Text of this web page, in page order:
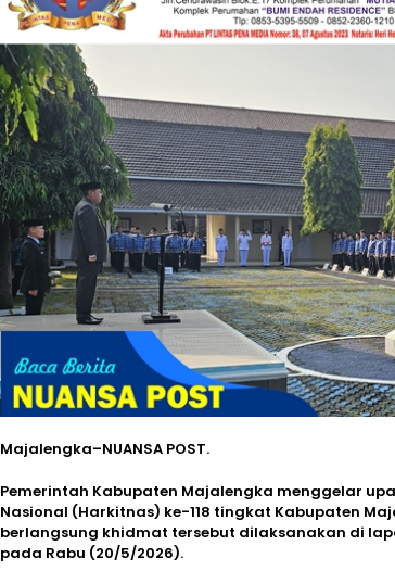
​Majalengka–NUANSA POST.
Pemerintah Kabupaten Majalengka menggelar
Nasional (Harkitnas) ke-118 tingkat Kabupaten
berlangsung khidmat tersebut dilaksanakan di
pada Rabu (20/5/2026).